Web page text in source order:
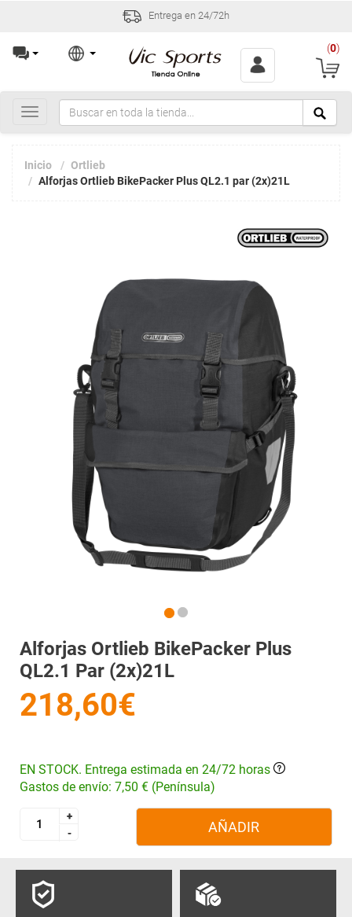
Entrega en 24/72h
(0)
Toggle
navigation
Inicio
Ortlieb
Alforjas Ortlieb BikePacker Plus QL2.1 par (2x)21L
Alforjas Ortlieb BikePacker Plus
QL2.1 Par (2x)21L
218,60€
EN STOCK. Entrega estimada en 24/72 horas
Gastos de envío: 7,50 € (Península)
+
-
+
-
AÑADIR